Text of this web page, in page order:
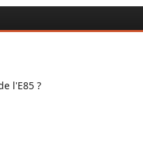
l'E85 ?